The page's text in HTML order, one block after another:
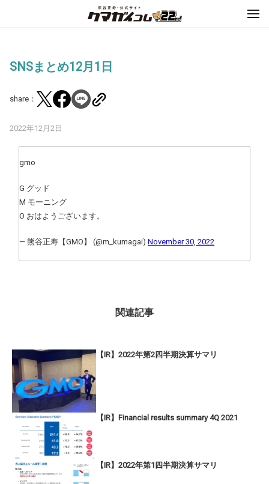
SNSまとめ12月1日
share：
2022年12月2日
gmo
G グッド
M モーニング
O おはようございます。
— 熊谷正寿【GMO】 (@m_kumagai) November 30, 2022
関連記事
【IR】2022年第2四半期決算サマリ
【IR】Financial results summary 4Q 2021
【IR】2022年第1四半期決算サマリ